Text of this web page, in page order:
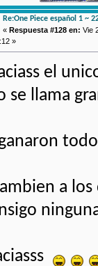
Re:One Piece español 1 ~
«Respuesta #128 en: Vie
»
el
se llama
a